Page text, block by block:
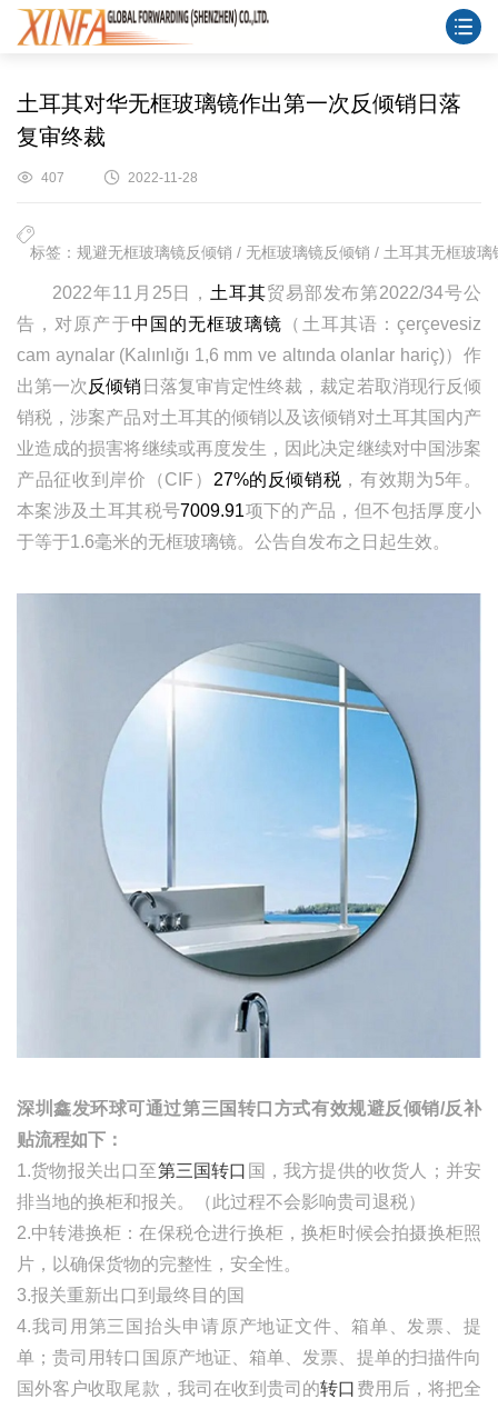
土耳其对华无框玻璃镜作出第一次反倾销日落
复审终裁
407 2022-11-28
标签：规避无框玻璃镜反倾销 / 无框玻璃镜反倾销 / 土耳其无框玻
2022年11月25日， 土耳其贸易部发布第2022/34号公
告，对原产于中国的无框玻璃镜 （土耳其语：çerçevesiz
cam aynalar (Kalınlığı 1,6 mm ve altında olanlar hariç)）作
出第一次反倾销 日落复审肯定性终裁，裁定若取消现行反倾
销税，涉案产品对土耳其的倾销以及该倾销对土耳其国内产
业造成的损害将继续或再度发生，因此决定继续对中国涉案
产品征收到岸价（CIF） 27%的反倾销税 ，有效期为5年。
本案涉及土耳其税号7009.91项下的产品，但不包括厚度小
于等于1.6毫米的无框玻璃镜。公告自发布之日起生效。
深圳鑫发环球可通过第三国转口方式有效规避反倾销/反补
贴流程如下：
1.货物报关出口至第三国转口 国，我方提供的收货人；并安
排当地的换柜和报关。（此过程不会影响贵司退税）
2.中转港换柜：在保税仓进行换柜，换柜时候会拍摄换柜照
片，以确保货物的完整性，安全性。
3.报关重新出口到最终目的国
4.我司用第三国抬头申请原产地证文件、箱单、发票、提
单；贵司用转口国原产地证、箱单、发票、提单的扫描件向
国外客户收取尾款，我司在收到贵司的转口 费用后，将把全